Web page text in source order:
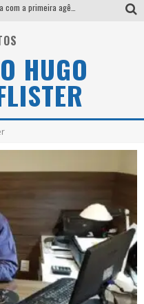
Votação para o concurso Rainha do Pedro Leopoldo Rodeio Show 2026 é liberada no G1
Suzy Brasil desembarca em Belo Horizonte nesta quinta-feira com o espetáculo “Uma Noite Horripilante”
HUGO